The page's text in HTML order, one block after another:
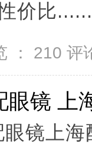
价比......
： 210 评
眼镜 上
眼镜上